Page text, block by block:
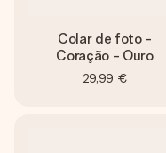
Colar de foto -
Coração - Ouro
29,99 €